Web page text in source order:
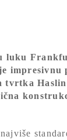
luku
impresivnu